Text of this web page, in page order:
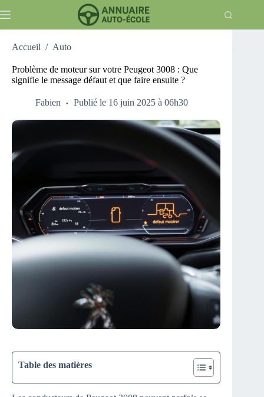
au
Accueil / Auto
Problème de moteur sur votre Peugeot 3008 : Que
signifie le message défaut et que faire ensuite ?
Fabien Publié le 16 juin 2025 à 06h30
Table des matières